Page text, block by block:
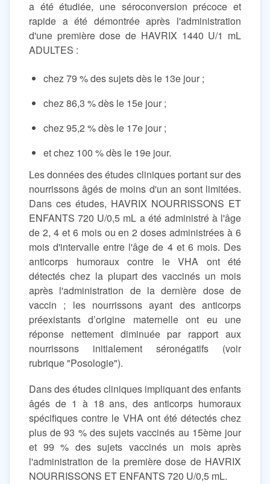
a été étudiée, une séroconversion précoce et
rapide a été démontrée après l'administration
d'une première dose de HAVRIX 1440 U/1 mL
ADULTES :
chez 79 % des sujets dès le 13e jour ;
chez 86,3 % dès le 15e jour ;
chez 95,2 % dès le 17e jour ;
et chez 100 % dès le 19e jour.
Les données des études cliniques portant sur des
nourrissons âgés de moins d'un an sont limitées.
Dans ces études, HAVRIX NOURRISSONS ET
ENFANTS 720 U/0,5 mL a été administré à l'âge
de 2, 4 et 6 mois ou en 2 doses administrées à 6
mois d'intervalle entre l'âge de 4 et 6 mois. Des
anticorps humoraux contre le VHA ont été
détectés chez la plupart des vaccinés un mois
après l'administration de la dernière dose de
vaccin ; les nourrissons ayant des anticorps
préexistants d’origine maternelle ont eu une
réponse nettement diminuée par rapport aux
nourrissons initialement séronégatifs (voir
rubrique "Posologie").
Dans des études cliniques impliquant des enfants
âgés de 1 à 18 ans, des anticorps humoraux
spécifiques contre le VHA ont été détectés chez
plus de 93 % des sujets vaccinés au 15ème jour
et 99 % des sujets vaccinés un mois après
l'administration de la première dose de HAVRIX
NOURRISSONS ET ENFANTS 720 U/0,5 mL.